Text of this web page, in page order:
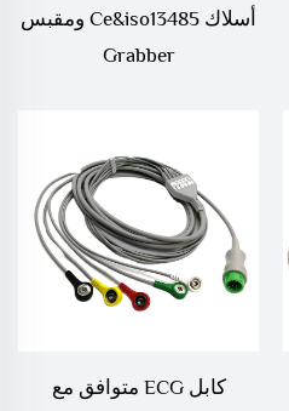
أسلاك Ce&iso13485 ومقبس
Grabber
كابل ECG متوافق مع